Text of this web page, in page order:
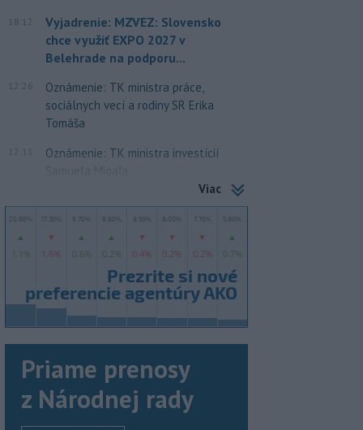
18:12
Vyjadrenie: MZVEZ: Slovensko
chce využiť EXPO 2027 v
Belehrade na podporu...
12:26
Oznámenie: TK ministra práce,
sociálnych vecí a rodiny SR Erika
Tomáša
Oznámenie: TK ministra investícií
Samuela Migaľa
Viac
Priame prenosy
z Národnej rady